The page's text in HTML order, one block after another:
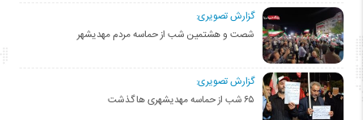
گزارش تصویری:
شصت و هشتمین شب از حماسه مردم مهدیشهر
گزارش تصویری:
۶۵ شب از حماسه مهدیشهری ها گذشت